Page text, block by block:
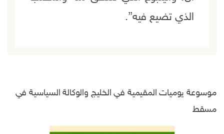
الذي تضيع فيه”.
موسوعة يوميات المقيمية في الخليج والوكالة السياسية في
مسقط